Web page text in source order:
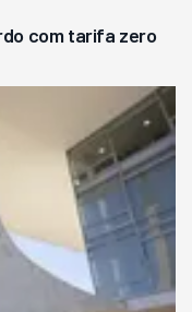
com tarifa zero